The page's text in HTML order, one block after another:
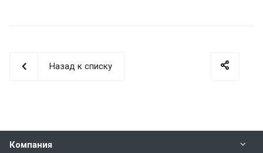
Назад к списку
Компания